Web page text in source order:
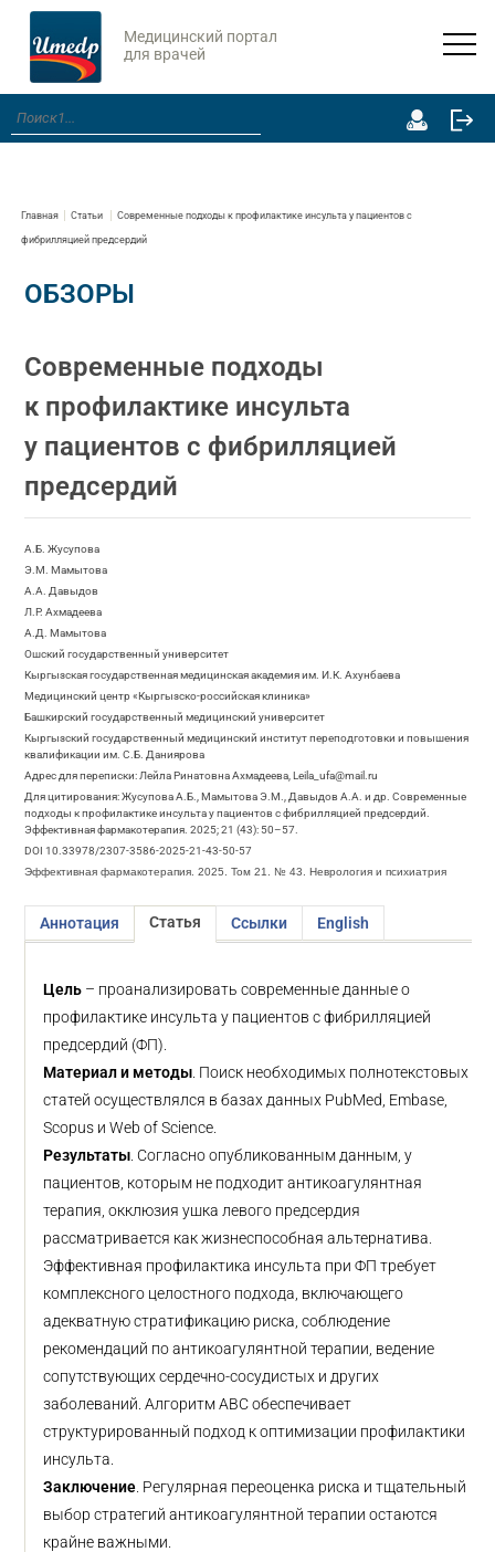
Медицинский портал
для врачей
Главная Статьи Современные подходы к профилактике инсульта у пациентов с
фибрилляцией предсердий
ОБЗОРЫ
Современные подходы
к профилактике инсульта
у пациентов с фибрилляцией
предсердий
А.Б. Жусупова
Э.М. Мамытова
А.А. Давыдов
Л.Р. Ахмадеева
А.Д. Мамытова
Ошский государственный университет
Кыргызская государственная медицинская академия им. И.К. Ахунбаева
Медицинский центр «Кыргызско-российская клиника»
Башкирский государственный медицинский университет
Кыргызский государственный медицинский институт переподготовки и повышения
квалификации им. С.Б. Даниярова
Адрес для переписки: Лейла Ринатовна Ахмадеева, Leila_ufa@mail.ru
Для цитирования: Жусупова А.Б., Мамытова Э.М., Давыдов А.А. и др. Современные
подходы к профилактике инсульта у пациентов с фибрилляцией предсердий.
Эффективная фармакотерапия. 2025; 21 (43): 50–57.
DOI 10.33978/2307-3586-2025-21-43-50-57
Эффективная фармакотерапия. 2025. Том 21. № 43. Неврология и психиатрия
Аннотация Статья Ссылки English
Цель – проанализировать современные данные о
профилактике инсульта у пациентов с фибрилляцией
предсердий (ФП).
Материал и методы . Поиск необходимых полнотекстовых
статей осуществлялся в базах данных PubMed, Embase,
Scopus и Web of Science.
Результаты . Согласно опубликованным данным, у
пациентов, которым не подходит антикоагулянтная
терапия, окклюзия ушка левого предсердия
рассматривается как жизнеспособная альтернатива.
Эффективная профилактика инсульта при ФП требует
комплексного целостного подхода, включающего
адекватную стратификацию риска, соблюдение
рекомендаций по антикоагулянтной терапии, ведение
сопутствующих сердечно-сосудистых и других
заболеваний. Алгоритм ABC обеспечивает
структурированный подход к оптимизации профилактики
инсульта.
Заключение . Регулярная переоценка риска и тщательный
выбор стратегий антикоагулянтной терапии остаются
крайне важными.